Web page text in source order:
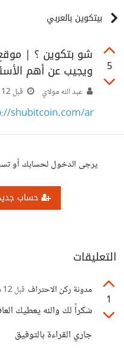
بيتكوين بالعربي
5
شو بتكوين ؟ |
ويجيب عن أهم
عبد الله مولاي قبل 12 سنةً
shubitcoin.com/ar
يرجى الدخول لحسابك أو
حساب
التعليقات
1
مدونة ركن الاحتراف قبل 12 سنةً
شكراً لك والله يعطيك
جاري القراءة بالتوفيق